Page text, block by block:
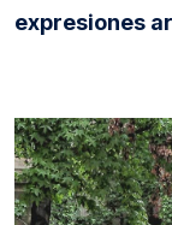
expresiones